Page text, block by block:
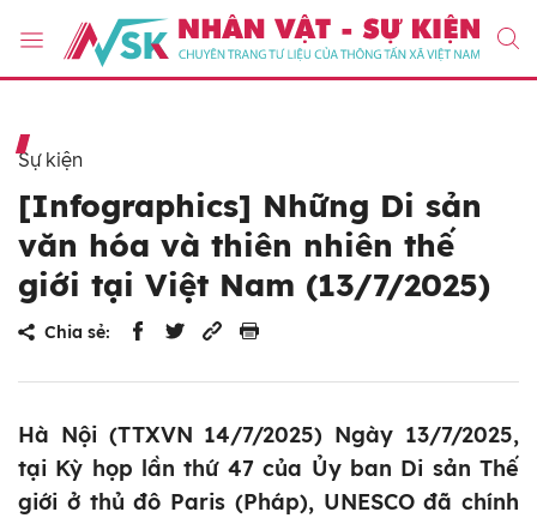
Sự kiện
[Infographics] Những Di sản
văn hóa và thiên nhiên thế
giới tại Việt Nam (13/7/2025)
Chia sẻ:
Hà Nội (TTXVN 14/7/2025) Ngày 13/7/2025,
tại Kỳ họp lần thứ 47 của Ủy ban Di sản Thế
giới ở thủ đô Paris (Pháp), UNESCO đã chính